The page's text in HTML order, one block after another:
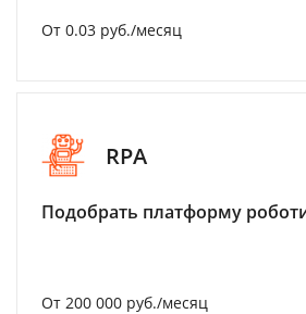
От 0.03 руб./месяц
RPA
Подобрать платформу
От 200 000 руб./месяц